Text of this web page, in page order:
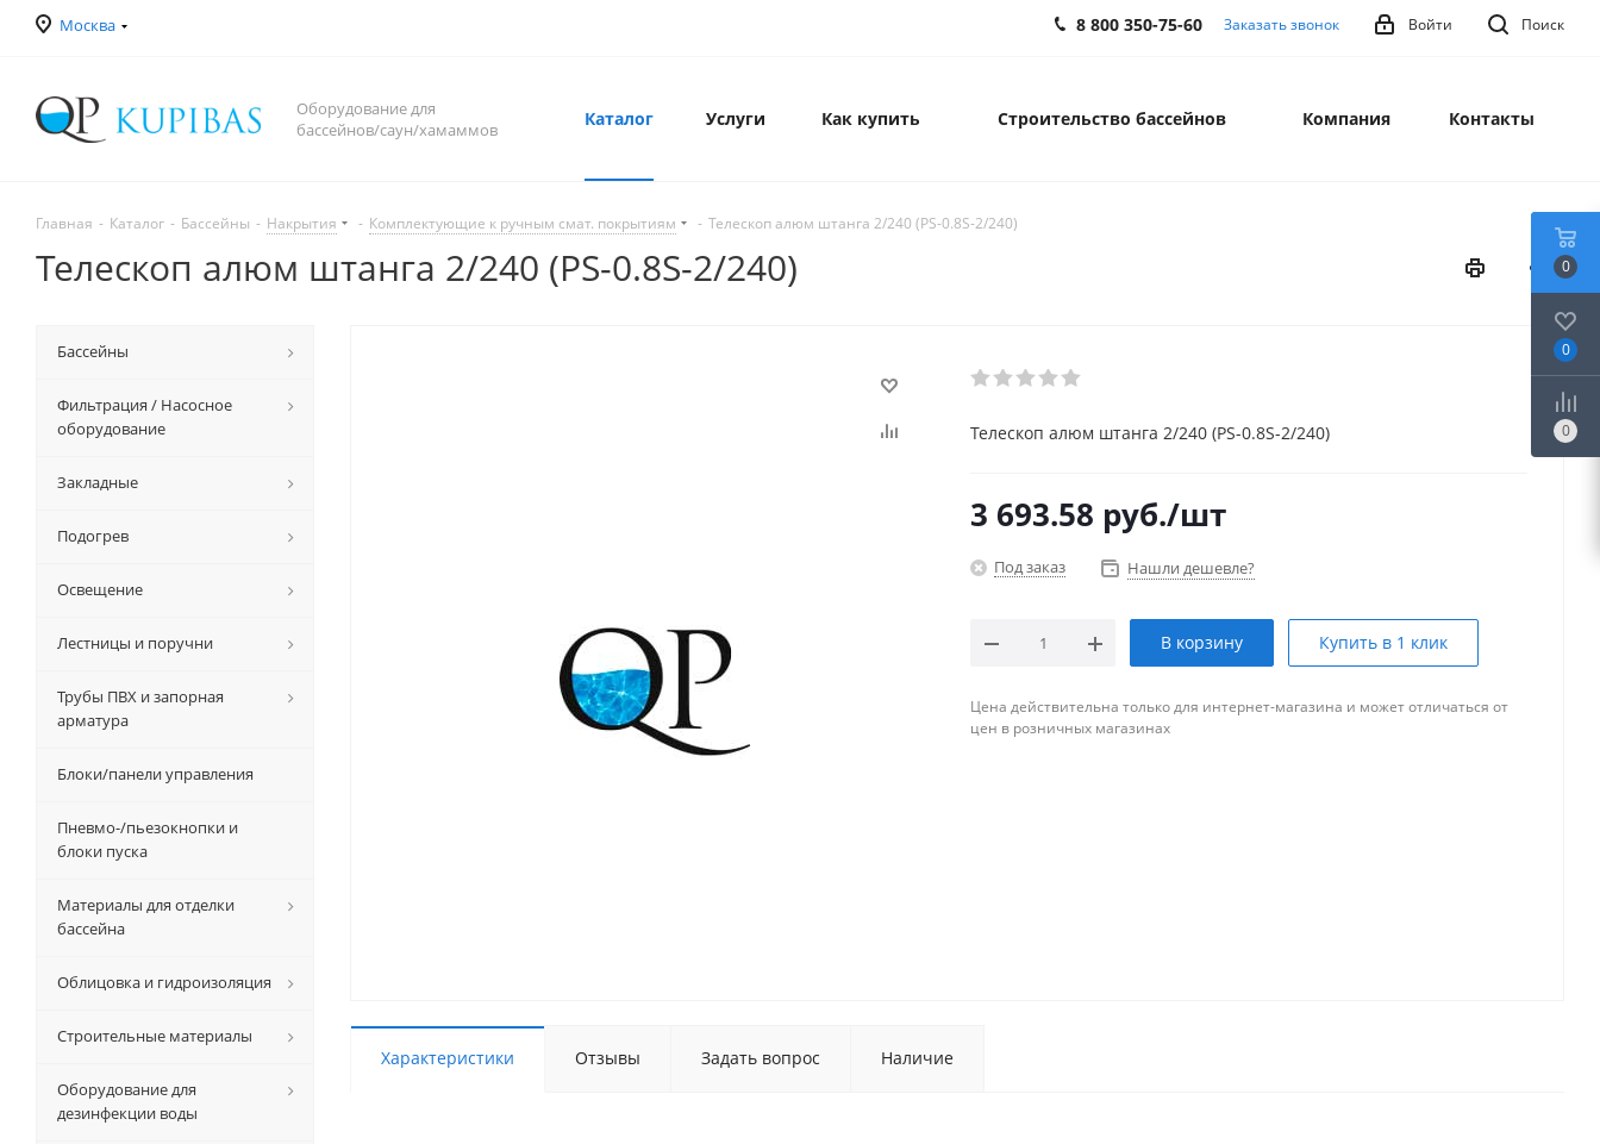
Москва Поиск
Войти
8 800 350-75-60 Заказать звонок
Оборудование для
бассейнов/саун/хамаммов
Каталог Услуги Как купить Строительство бассейнов Компания Контакты
Главная - Каталог - Бассейны - Накрытия - Комплектующие к ручным смат. покрытиям - Телескоп алюм штанга 2/240 (PS-0.8S-2/240)
Телескоп алюм штанга 2/240 (PS-0.8S-2/240)
Телескоп алюм штанга 2/240 (PS-0.8S-2/240)
3 693.58 руб./шт
Под заказ Нашли дешевле?
В корзину Купить в 1 клик
Цена действительна только для интернет-магазина и может отличаться от
цен в розничных магазинах
Характеристики Отзывы Задать вопрос Наличие
Бассейны
Фильтрация / Насосное
оборудование
Закладные
Подогрев
Освещение
Лестницы и поручни
Трубы ПВХ и запорная
арматура
Блоки/панели управления
Пневмо-/пьезокнопки и
блоки пуска
Материалы для отделки
бассейна
Облицовка и гидроизоляция
Строительные материалы
Оборудование для
дезинфекции воды
0
0
0